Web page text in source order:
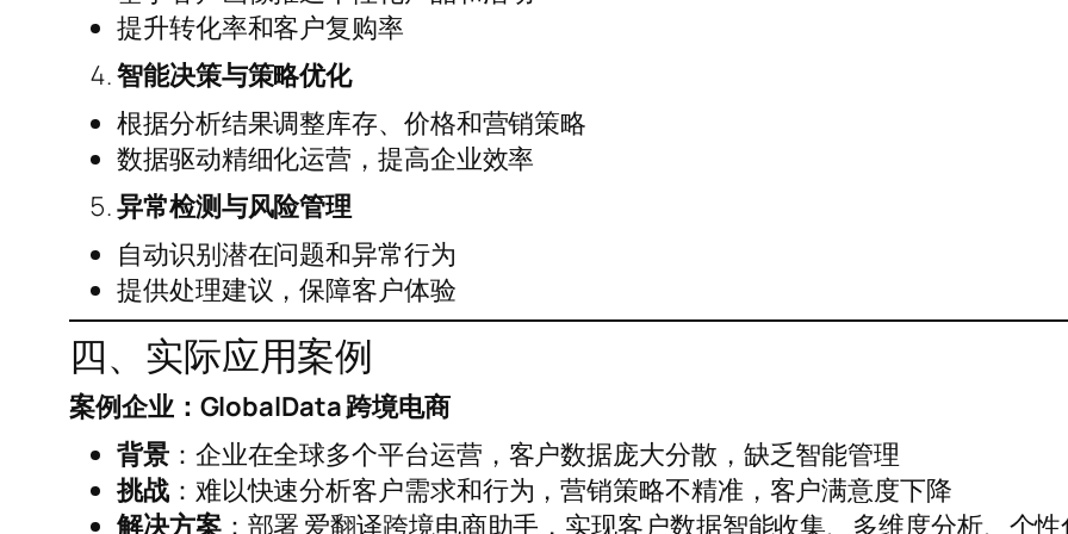
提升转化率和客户复购率
智能决策与策略优化
根据分析结果调整库存、价格和营销策略
数据驱动精细化运营，提高企业效率
异常检测与风险管理
自动识别潜在问题和异常行为
提供处理建议，保障客户体验
四、实际应用案例
案例企业：GlobalData 跨境电商
背景：企业在全球多个平台运营，客户数据庞大分散，缺乏智能管理
挑战：难以快速分析客户需求和行为，营销策略不精准，客户满意度下降
解决方案：部署 爱翻译跨境电商助手，实现客户数据智能收集、多维度分析、个